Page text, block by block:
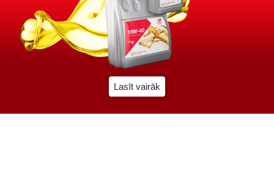
Lasīt vairāk